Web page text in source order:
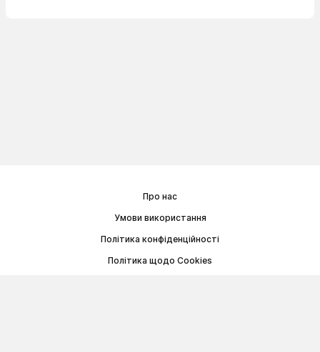
Про нас
Умови використання
Політика конфіденційності
Політика щодо Cookies